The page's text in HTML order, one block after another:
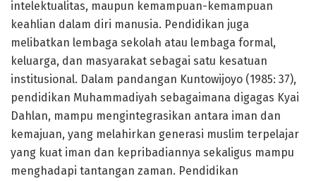
intelektualitas, maupun kemampuan-kemampuan
keahlian dalam diri manusia. Pendidikan juga
melibatkan lembaga sekolah atau lembaga formal,
keluarga, dan masyarakat sebagai satu kesatuan
institusional. Dalam pandangan Kuntowijoyo (1985: 37),
pendidikan Muhammadiyah sebagaimana digagas Kyai
Dahlan, mampu mengintegrasikan antara iman dan
kemajuan, yang melahirkan generasi muslim terpelajar
yang kuat iman dan kepribadiannya sekaligus mampu
menghadapi tantangan zaman. Pendidikan